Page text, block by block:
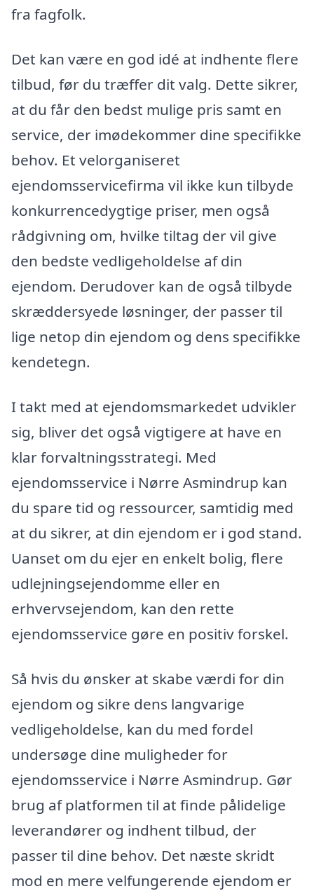
fra fagfolk.
Det kan være en god idé at indhente flere
tilbud, før du træffer dit valg. Dette sikrer,
at du får den bedst mulige pris samt en
service, der imødekommer dine specifikke
behov. Et velorganiseret
ejendomsservicefirma vil ikke kun tilbyde
konkurrencedygtige priser, men også
rådgivning om, hvilke tiltag der vil give
den bedste vedligeholdelse af din
ejendom. Derudover kan de også tilbyde
skræddersyede løsninger, der passer til
lige netop din ejendom og dens specifikke
kendetegn.
I takt med at ejendomsmarkedet udvikler
sig, bliver det også vigtigere at have en
klar forvaltningsstrategi. Med
ejendomsservice i Nørre Asmindrup kan
du spare tid og ressourcer, samtidig med
at du sikrer, at din ejendom er i god stand.
Uanset om du ejer en enkelt bolig, flere
udlejningsejendomme eller en
erhvervsejendom, kan den rette
ejendomsservice gøre en positiv forskel.
Så hvis du ønsker at skabe værdi for din
ejendom og sikre dens langvarige
vedligeholdelse, kan du med fordel
undersøge dine muligheder for
ejendomsservice i Nørre Asmindrup. Gør
brug af platformen til at finde pålidelige
leverandører og indhent tilbud, der
passer til dine behov. Det næste skridt
mod en mere velfungerende ejendom er